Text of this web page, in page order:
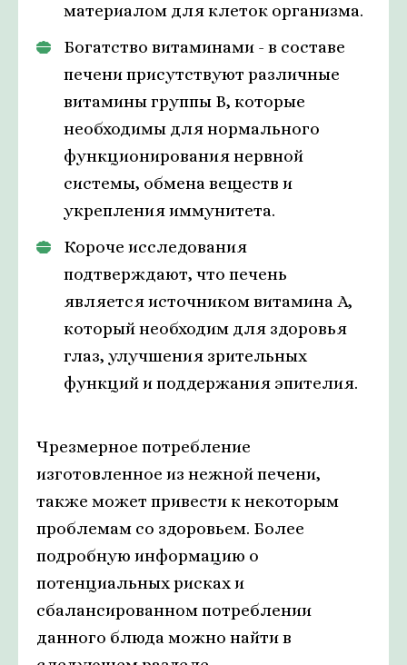
материалом для клеток организма.
Богатство витаминами - в составе
печени присутствуют различные
витамины группы В, которые
необходимы для нормального
функционирования нервной
системы, обмена веществ и
укрепления иммунитета.
Короче исследования
подтверждают, что печень
является источником витамина А,
который необходим для здоровья
глаз, улучшения зрительных
функций и поддержания эпителия.
Чрезмерное потребление
изготовленное из нежной печени,
также может привести к некоторым
проблемам со здоровьем. Более
подробную информацию о
потенциальных рисках и
сбалансированном потреблении
данного блюда можно найти в